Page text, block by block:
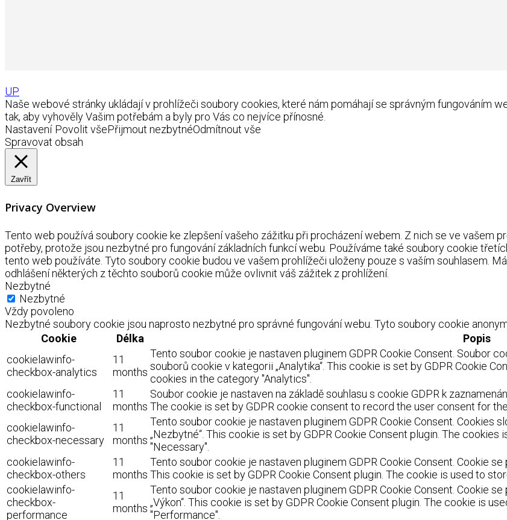
UP
Naše webové stránky ukládají v prohlížeči soubory cookies, které nám pomáhají se správným fungováním
tak, aby vyhověly Vašim potřebám a byly pro Vás co nejvíce přínosné.
Nastavení Povolit všePřijmout nezbytnéOdmítnout vše
Spravovat obsah
Zavřít
Privacy Overview
Tento web používá soubory cookie ke zlepšení vašeho zážitku při procházení webem. Z nich se ve vašem
potřeby, protože jsou nezbytné pro fungování základních funkcí webu. Používáme také soubory cookie
tento web používáte. Tyto soubory cookie budou ve vašem prohlížeči uloženy pouze s vaším souhlasem.
odhlášení některých z těchto souborů cookie může ovlivnit váš zážitek z prohlížení.
Nezbytné
Nezbytné
Vždy povoleno
Nezbytné soubory cookie jsou naprosto nezbytné pro správné fungování webu. Tyto soubory cookie
Cookie
Délka
Popis
cookielawinfo-
checkbox-analytics
11
months
Tento soubor cookie je nastaven pluginem GDPR Cookie Consent. Soubor
souborů cookie v kategorii „Analytika“. This cookie is set by GDPR Cookie
cookies in the category "Analytics".
cookielawinfo-
checkbox-functional
11
months
Soubor cookie je nastaven na základě souhlasu s cookie GDPR k
The cookie is set by GDPR cookie consent to record the user consent for
cookielawinfo-
checkbox-necessary
11
months
Tento soubor cookie je nastaven pluginem GDPR Cookie Consent. Cookies
„Nezbytné“. This cookie is set by GDPR Cookie Consent plugin. The
"Necessary".
cookielawinfo-
checkbox-others
11
months
Tento soubor cookie je nastaven pluginem GDPR Cookie Consent. Cookie
This cookie is set by GDPR Cookie Consent plugin. The cookie is used to
cookielawinfo-
checkbox-
performance
11
months
Tento soubor cookie je nastaven pluginem GDPR Cookie Consent. Cookie
„Výkon“. This cookie is set by GDPR Cookie Consent plugin. The cookie is
"Performance".